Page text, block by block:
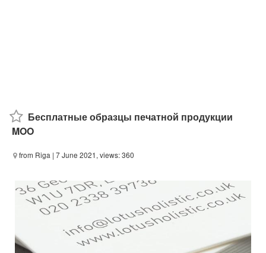
Бесплатные образцы печатной продукции
MOO
from Riga | 7 June 2021, views: 360